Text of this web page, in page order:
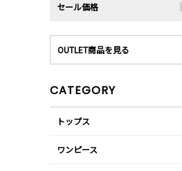
セール価格
OUTLET商品を見る
CATEGORY
トップス
ワンピース